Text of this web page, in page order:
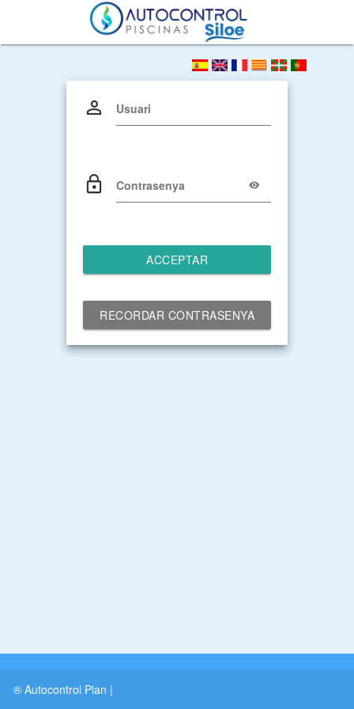
Usuari
Contrasenya
ACCEPTAR
RECORDAR CONTRASENYA
® Autocontrol Plan |